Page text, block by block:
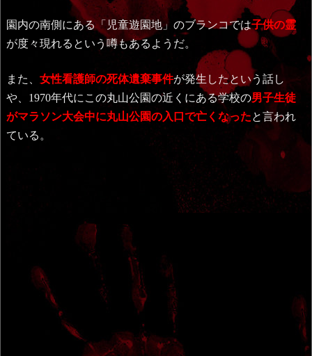
園内の南側にある「児童遊園地」のブランコでは子供の霊
が度々現れるという噂もあるようだ。
また、 女性看護師の死体遺棄事件が発生したという話し
や、1970年代にこの丸山公園の近くにある学校の男子生徒
がマラソン大会中に丸山公園の入口で亡くなったと言われ
ている。